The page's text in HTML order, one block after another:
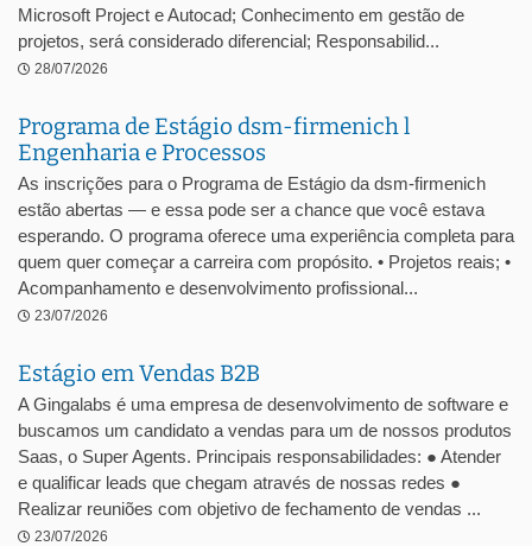
Microsoft Project e Autocad; Conhecimento em gestão de
projetos, será considerado diferencial; Responsabilid...
28/07/2026
Programa de Estágio dsm-firmenich l
Engenharia e Processos
As inscrições para o Programa de Estágio da dsm-firmenich
estão abertas — e essa pode ser a chance que você estava
esperando. O programa oferece uma experiência completa para
quem quer começar a carreira com propósito. • Projetos reais; •
Acompanhamento e desenvolvimento profissional...
23/07/2026
Estágio em Vendas B2B
A Gingalabs é uma empresa de desenvolvimento de software e
buscamos um candidato a vendas para um de nossos produtos
Saas, o Super Agents. Principais responsabilidades: ● Atender
e qualificar leads que chegam através de nossas redes ●
Realizar reuniões com objetivo de fechamento de vendas ...
23/07/2026